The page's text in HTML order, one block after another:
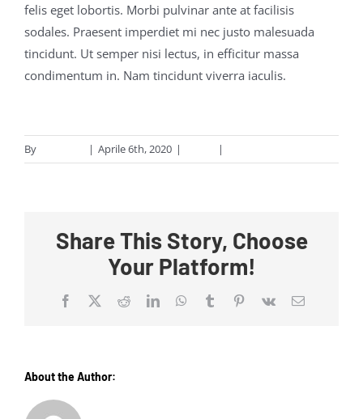
felis eget lobortis. Morbi pulvinar ante at facilisis
sodales. Praesent imperdiet mi nec justo malesuada
tincidunt. Ut semper nisi lectus, in efficitur massa
condimentum in. Nam tincidunt viverra iaculis.
By | Aprile 6th, 2020 | |
Share This Story, Choose
Your Platform!
Facebook
X RedditLinkedInWhatsApp
TumblrPinterest
Vk Email
About the Author: